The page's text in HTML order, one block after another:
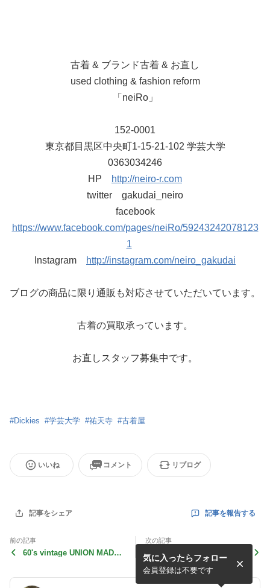
古着 & ブランド古着 & お直し
used clothing & fashion reform
「neiRo」
152-0001
東京都目黒区中央町1-15-21-102 学芸大学
0363034246
HP
http://neiro-r.com
twitter gakudai_neiro
facebook
https://www.facebook.com/pages/neiRo/59243242078123
1
Instagram
http://instagram.com/neiro_gakudai
ブログの商品に限り通販も対応させていただいています。
古着の買取承っています。
お直しスタッフ募集中です。
#Dickies #学芸大学 #祐天寺 #古着屋
いいね コメント リブログ
記事をシェア 記事を報告する
前の記事
60's vintage UNION MADE
次の記事
ノーカラーリメイク & アー
ムホール出し
気に入ったらフォロー
会員登録は不要です